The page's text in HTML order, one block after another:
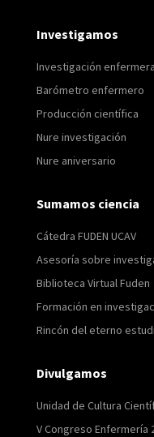
Investigamos
Investigación enfermera
Barómetro enfermero
Producción científica
Nure investigación
Nure aniversario
Sumamos ciencia
Cátedra FUDEN UCAV
Asesoría sobre
Biblioteca Virtual Fuden
Formación en
Rincón del eterno
Divulgamos
Unidad de Cultura
V Congreso Enfermería